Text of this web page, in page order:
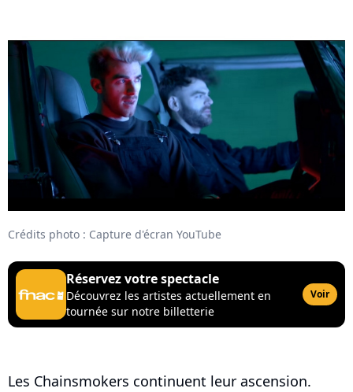
Crédits photo : Capture d'écran YouTube
Réservez votre spectacle
Découvrez les artistes actuellement en
tournée sur notre billetterie
Voir
Les Chainsmokers continuent leur ascension.